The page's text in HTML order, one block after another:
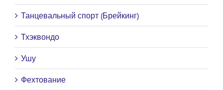
Танцевальный спорт (Брейкинг)
Тхэквондо
Ушу
Фехтование